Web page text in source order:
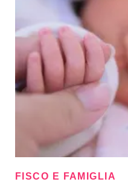
FISCO E FAMIGLIA